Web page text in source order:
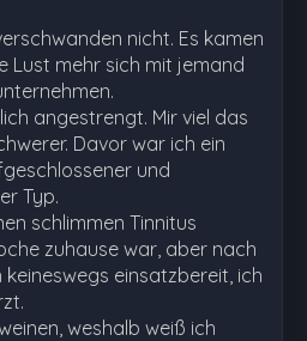
nicht. Es kamen
Lust mehr sich mit jemand
angestrengt. Mir viel das
Davor war ich ein
und
Typ.
schlimmen Tinnitus
zuhause war, aber nach
einsatzbereit, ich
weshalb weiß ich